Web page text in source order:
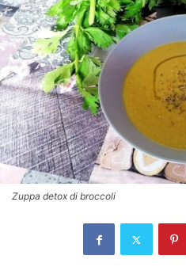
Zuppa detox di broccoli